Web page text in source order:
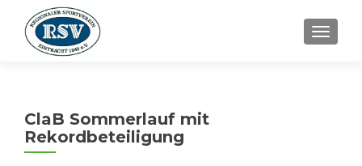
ClaB Sommerlauf mit
Rekordbeteiligung